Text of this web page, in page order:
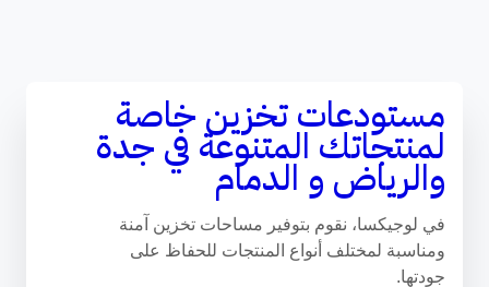
مستودعات تخزين خاصة
لمنتجاتك المتنوعة في جدة
والرياض و الدمام
في لوجيكسا، نقوم بتوفير مساحات تخزين آمنة
ومناسبة لمختلف أنواع المنتجات للحفاظ على
جودتها.